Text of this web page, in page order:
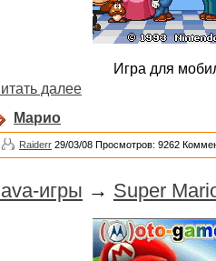
Игра для
далее
Марио
Raiderr 29/03/08 Просмотров: 9262
игры → Super